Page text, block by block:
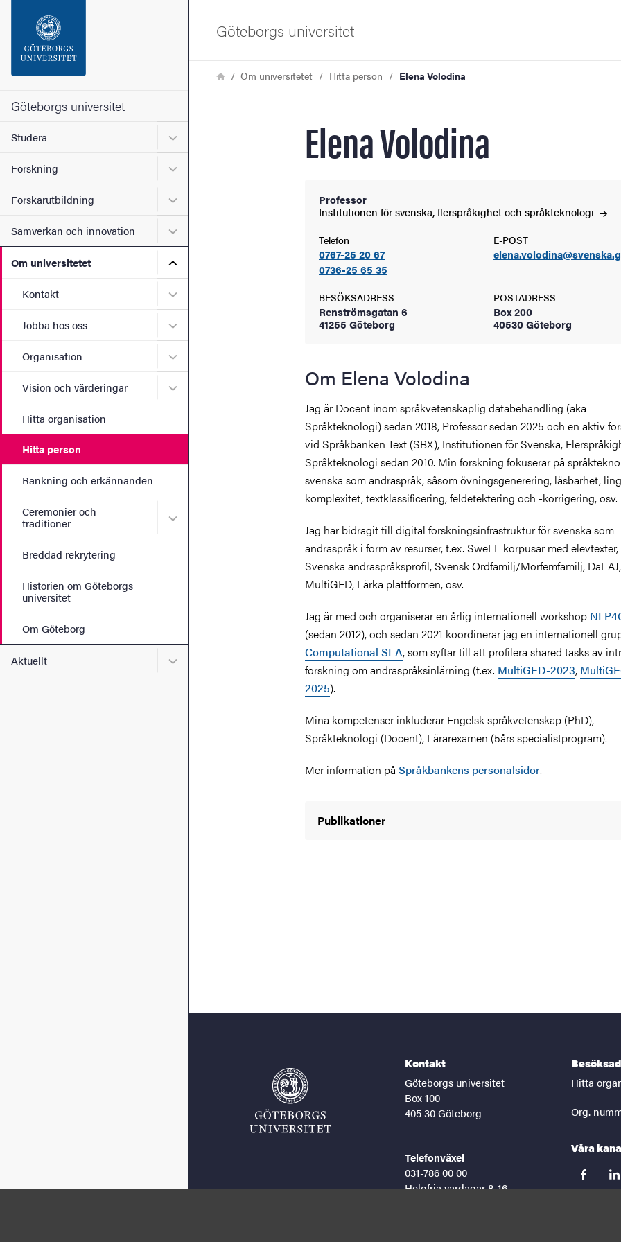
Sidfoten
Om webbplatsen
Göteborgs universitet
Studera Undermeny för Studera
Forskning Undermeny för Forskning
Forskarutbildning Undermeny för Forskarutbildning
Samverkan och innovation Undermeny för Samverkan och innovation
Om universitetet Undermeny för Om universitetet
Kontakt Undermeny för Kontakt
Jobba hos oss Undermeny för Jobba hos oss
Organisation Undermeny för Organisation
Vision och värderingar Undermeny för Vision och värderingar
Hitta organisation
Hitta person
Rankning och erkännanden
Ceremonier och
traditioner
Undermeny för Ceremonier och traditioner
Breddad rekrytering
Historien om Göteborgs
universitet
Om Göteborg
Aktuellt Undermeny för Aktuellt
Göteborgs universitet
LänkstigHemOm universitetet Hitta person Elena Volodina
Elena Volodina
Professor
Institutionen för svenska, flerspråkighet och språkteknologi
Telefon
0767-25 20 67
0736-25 65 35
E-POST
BESÖKSADRESS
Renströmsgatan 6
41255 Göteborg
POSTADRESS
Box 200
40530 Göteborg
Om Elena Volodina
Jag är Docent inom språkvetenskaplig databehandling (aka
Språkteknologi) sedan 2018, Professor sedan 2025 och en aktiv
vid Språkbanken Text (SBX), Institutionen för Svenska,
Språkteknologi sedan 2010. Min forskning fokuserar på
svenska som andraspråk, såsom övningsgenerering, läsbarhet,
komplexitet, textklassificering, feldetektering och -korrigering, osv.
Jag har bidragit till digital forskningsinfrastruktur för svenska som
andraspråk i form av resurser, t.ex. SweLL korpusar med elevtexter,
Svenska andraspråksprofil, Svensk Ordfamilj/Morfemfamilj, DaLAJ,
MultiGED, Lärka plattformen, osv.
Jag är med och organiserar en årlig internationell workshop
(sedan 2012), och sedan 2021 koordinerar jag en internationell
Computational SLA, som syftar till att profilera shared tasks av
forskning om andraspråksinlärning (t.ex. MultiGED-2023,
2025).
Mina kompetenser inkluderar Engelsk språkvetenskap (PhD),
Språkteknologi (Docent), Lärarexamen (5års specialistprogram).
Mer information på Språkbankens personalsidor.
Publikationer
Kontakt
Göteborgs universitet
Box 100
405 30 Göteborg
Telefonväxel
031-786 00 00
Helgfria vardagar 8-16
Hitta
Org.
Våra
facebook